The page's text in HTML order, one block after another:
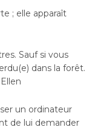
; elle apparaît
Sauf si vous
dans la forêt.
un ordinateur
de lui demander